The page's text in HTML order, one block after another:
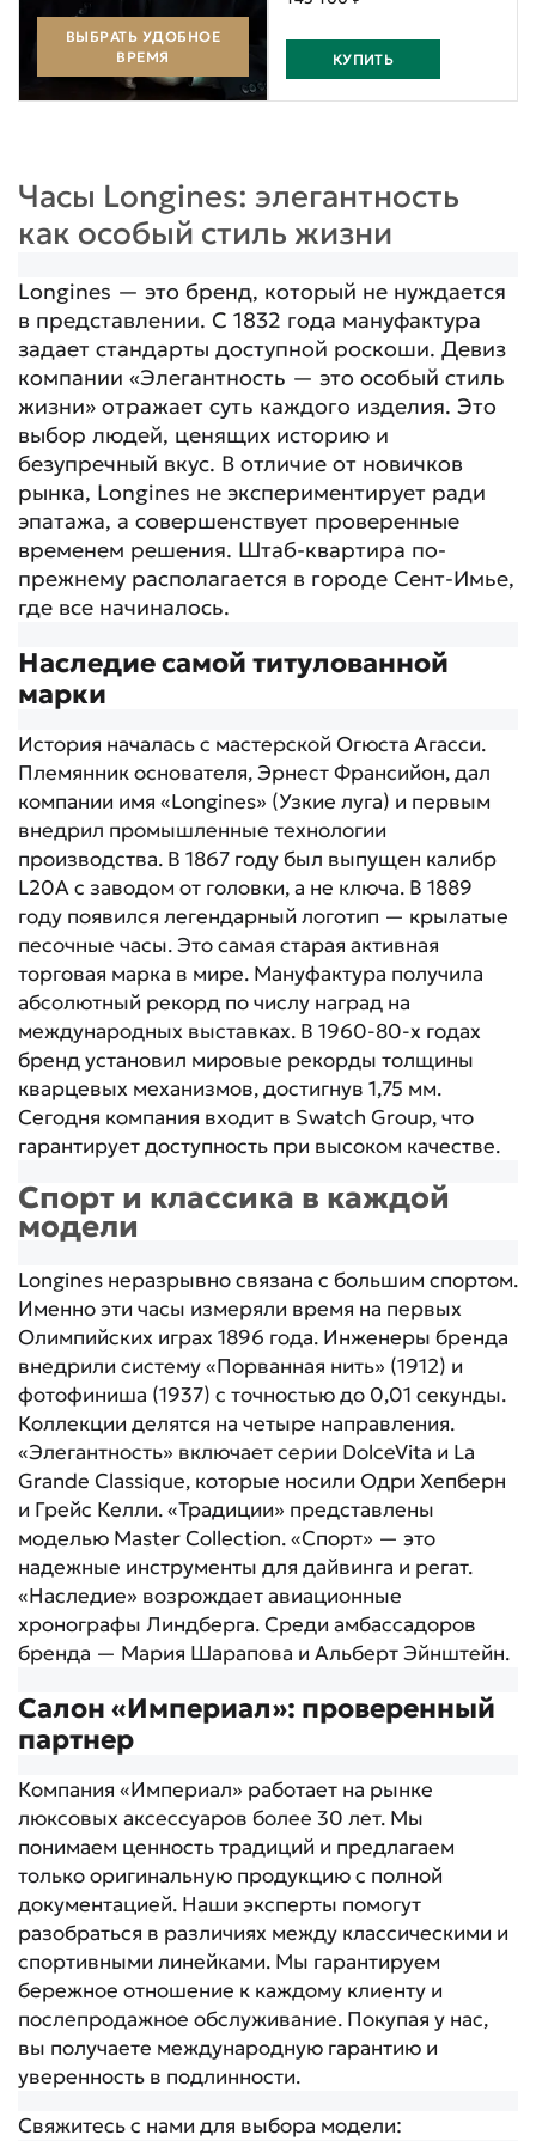
ВЫБРАТЬ УДОБНОЕ
ВРЕМЯ
КУПИТЬ
Часы Longines: элегантность
как особый стиль жизни
Longines — это бренд, который не нуждается
в представлении. С 1832 года мануфактура
задает стандарты доступной роскоши. Девиз
компании «Элегантность — это особый стиль
жизни» отражает суть каждого изделия. Это
выбор людей, ценящих историю и
безупречный вкус. В отличие от новичков
рынка, Longines не экспериментирует ради
эпатажа, а совершенствует проверенные
временем решения. Штаб-квартира по-
прежнему располагается в городе Сент-Имье,
где все начиналось.
Наследие самой титулованной
марки
История началась с мастерской Огюста Агасси.
Племянник основателя, Эрнест Франсийон, дал
компании имя «Longines» (Узкие луга) и первым
внедрил промышленные технологии
производства. В 1867 году был выпущен калибр
L20A с заводом от головки, а не ключа. В 1889
году появился легендарный логотип — крылатые
песочные часы. Это самая старая активная
торговая марка в мире. Мануфактура получила
абсолютный рекорд по числу наград на
международных выставках. В 1960-80-х годах
бренд установил мировые рекорды толщины
кварцевых механизмов, достигнув 1,75 мм.
Сегодня компания входит в Swatch Group, что
гарантирует доступность при высоком качестве.
Спорт и классика в каждой
модели
Longines неразрывно связана с большим спортом.
Именно эти часы измеряли время на первых
Олимпийских играх 1896 года. Инженеры бренда
внедрили систему «Порванная нить» (1912) и
фотофиниша (1937) с точностью до 0,01 секунды.
Коллекции делятся на четыре направления.
«Элегантность» включает серии DolceVita и La
Grande Classique, которые носили Одри Хепберн
и Грейс Келли. «Традиции» представлены
моделью Master Collection. «Спорт» — это
надежные инструменты для дайвинга и регат.
«Наследие» возрождает авиационные
хронографы Линдберга. Среди амбассадоров
бренда — Мария Шарапова и Альберт Эйнштейн.
Салон «Империал»: проверенный
партнер
Компания «Империал» работает на рынке
люксовых аксессуаров более 30 лет. Мы
понимаем ценность традиций и предлагаем
только оригинальную продукцию с полной
документацией. Наши эксперты помогут
разобраться в различиях между классическими и
спортивными линейками. Мы гарантируем
бережное отношение к каждому клиенту и
послепродажное обслуживание. Покупая у нас,
вы получаете международную гарантию и
уверенность в подлинности.
Свяжитесь с нами для выбора модели: